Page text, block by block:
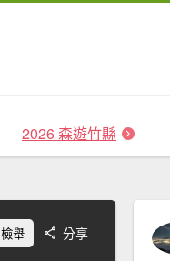
2026 森遊竹縣
檢舉 分享